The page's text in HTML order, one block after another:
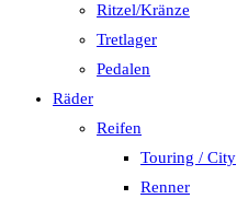
Ritzel/Kränze
Tretlager
Pedalen
Räder
Reifen
Touring / City
Renner